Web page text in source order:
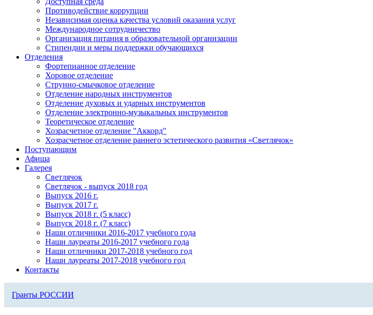
Противодействие коррупции
Независимая оценка качества условий оказания услуг
Международное сотрудничество
Организация питания в образовательной организации
Стипендии и меры поддержки обучающихся
Отделения
Фортепианное отделение
Хоровое отделение
Струнно-смычковое отделение
Отделение народных инструментов
Отделение духовых и ударных инструментов
Отделение электронно-музыкальных инструментов
Теоретическое отделение
Хозрасчетное отделение "Аккорд"
Хозрасчетное отделение раннего эстетического развития «Светлячок»
Поступающим
Афиша
Галерея
Светлячок
Светлячок - выпуск 2018 год
Выпуск 2016 г.
Выпуск 2017 г.
Выпуск 2018 г. (5 класс)
Выпуск 2018 г. (7 класс)
Наши отличники 2016-2017 учебного года
Наши лауреаты 2016-2017 учебного года
Наши отличники 2017-2018 учебного год
Наши лауреаты 2017-2018 учебного год
Контакты
Гранты РОССИИ